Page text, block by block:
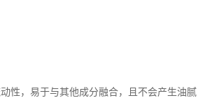
性，易于与其他成分融合，且不会产生油腻